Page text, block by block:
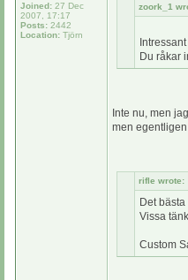
Joined: 27 Dec
2007, 17:17
Posts: 2442
Location: Tjörn
zoork_1
Du råkar
Inte nu, men
men
rifle wrote:
Det
Vissa
Custom